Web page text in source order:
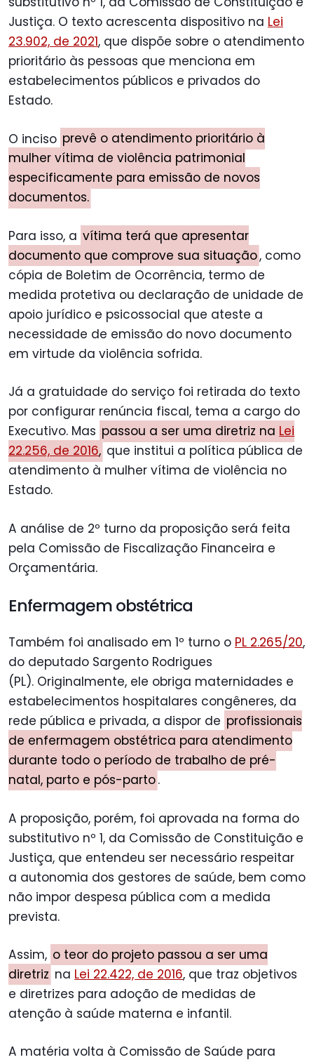
Justiça. O texto acrescenta dispositivo na Lei
23.902, de 2021, que dispõe sobre o atendimento
prioritário às pessoas que menciona em
estabelecimentos públicos e privados do
Estado.
O inciso prevê o atendimento prioritário à
mulher vítima de violência patrimonial
especificamente para emissão de novos
documentos.
Para isso, a vítima terá que apresentar
documento que comprove sua situação, como
cópia de Boletim de Ocorrência, termo de
medida protetiva ou declaração de unidade de
apoio jurídico e psicossocial que ateste a
necessidade de emissão do novo documento
em virtude da violência sofrida.
Já a gratuidade do serviço foi retirada do texto
por configurar renúncia fiscal, tema a cargo do
Executivo. Mas passou a ser uma diretriz na Lei
22.256, de 2016, que institui a política pública de
atendimento à mulher vítima de violência no
Estado.
A análise de 2º turno da proposição será feita
pela Comissão de Fiscalização Financeira e
Orçamentária.
Enfermagem obstétrica
Também foi analisado em 1º turno o PL 2.265/20,
do deputado Sargento Rodrigues
(PL). Originalmente, ele obriga maternidades e
estabelecimentos hospitalares congêneres, da
rede pública e privada, a dispor de profissionais
de enfermagem obstétrica para atendimento
durante todo o período de trabalho de pré-
natal, parto e pós-parto.
A proposição, porém, foi aprovada na forma do
substitutivo nº 1, da Comissão de Constituição e
Justiça, que entendeu ser necessário respeitar
a autonomia dos gestores de saúde, bem como
não impor despesa pública com a medida
prevista.
Assim, o teor do projeto passou a ser uma
diretriz na Lei 22.422, de 2016, que traz objetivos
e diretrizes para adoção de medidas de
atenção à saúde materna e infantil.
A matéria volta à Comissão de Saúde para